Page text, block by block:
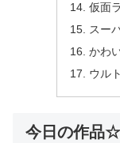
仮面
スー
かわ
ウル
今日の作品